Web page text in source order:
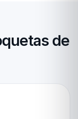
de